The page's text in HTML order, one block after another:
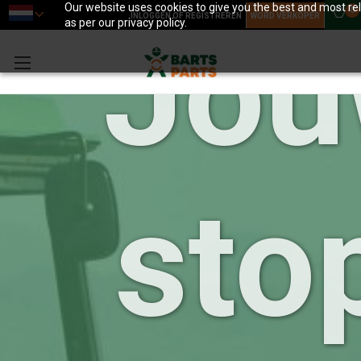
Our website uses cookies to give you the best and most
as per our privacy policy.
INLOGGEN OF REGISTREREN WORD VERKOPER
0